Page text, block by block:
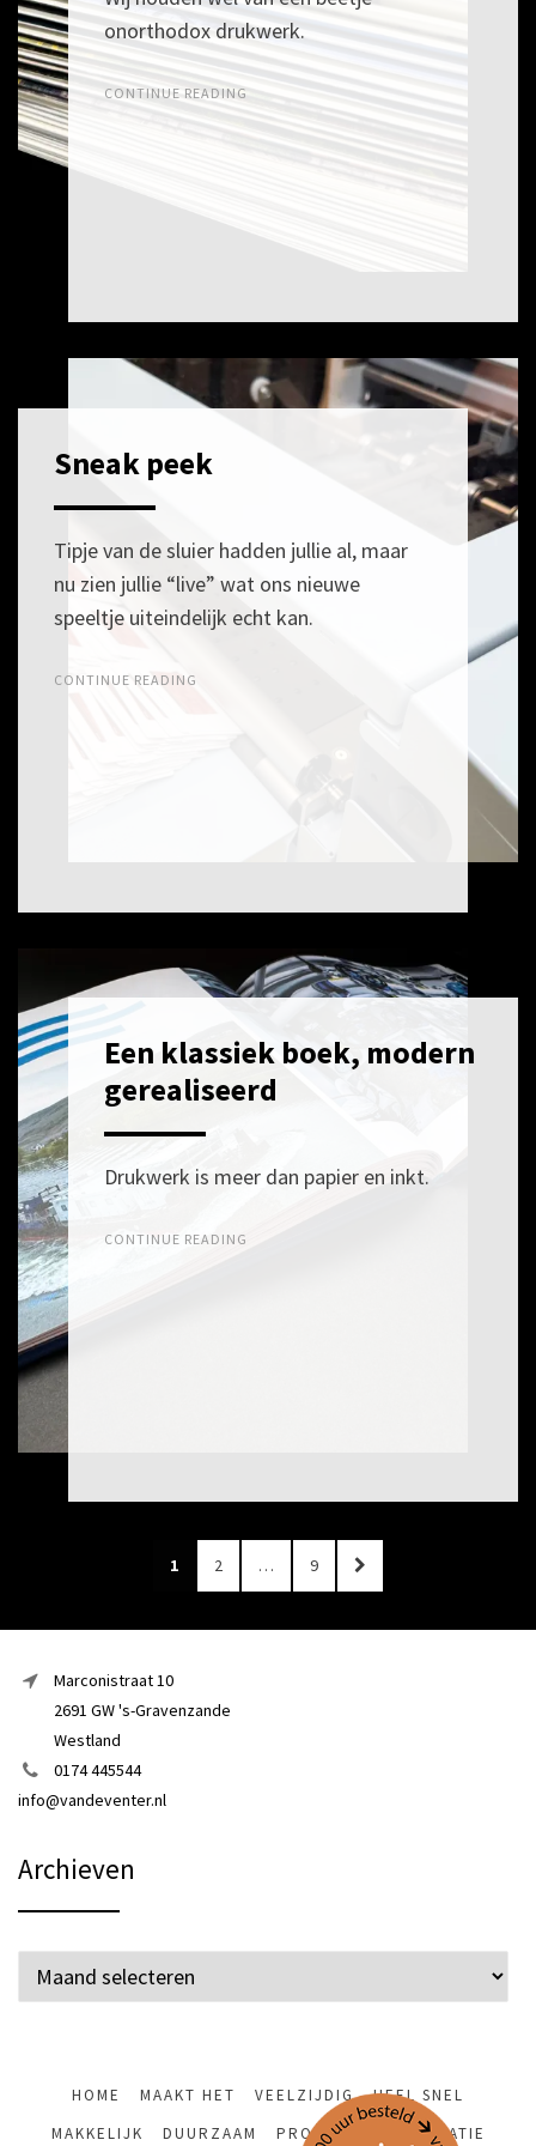
onorthodox drukwerk.
CONTINUE READING
POSTED
16
Sneak peek
Tipje van de sluier hadden jullie al, maar
nu zien jullie “live” wat ons nieuwe
speeltje uiteindelijk echt kan.
CONTINUE READING
POSTED
9
2026
Een klassiek boek, modern
gerealiseerd
Drukwerk is meer dan papier en inkt.
CONTINUE READING
PAGE
1 PAGE
2 … PAGE
9
NEXT
PAGE
Marconistraat 10
2691 GW 's-Gravenzande
Westland
0174 445544
info@vandeventer.nl
Archieven
Archieven
HOME MAAKT HET VEELZIJDIG
HEEL SNEL
MAKKELIJK
DUURZAAM PRODUCTEN/INSPIRATIE